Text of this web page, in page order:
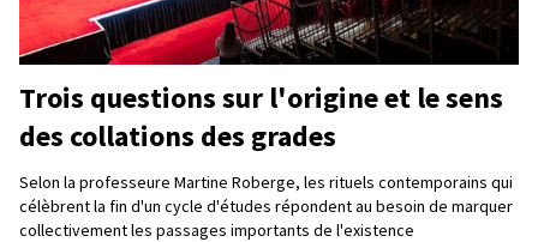
Trois questions sur l'origine et le sens
des collations des grades
Selon la professeure Martine Roberge, les rituels contemporains qui
célèbrent la fin d'un cycle d'études répondent au besoin de marquer
collectivement les passages importants de l'existence